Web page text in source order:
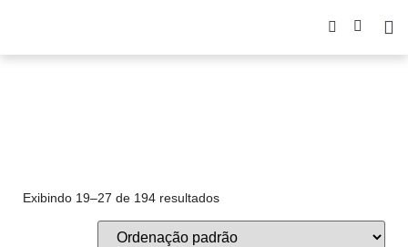
Exibindo 19–27 de 194 resultados